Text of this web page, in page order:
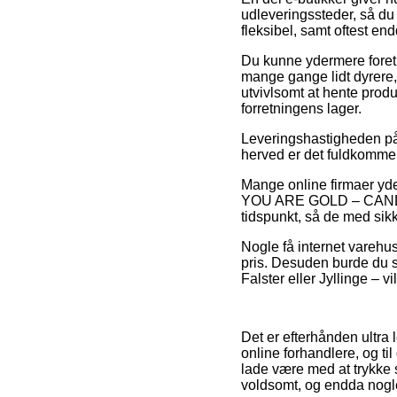
udleveringssteder, så
fleksibel, samt oftest
Du kunne ydermere
mange gange lidt
utvivlsomt at hente
forretningens lager.
Leveringshastigheden
herved er det
Mange online firmaer
YOU ARE GOLD –
tidspunkt, så de med
Nogle få internet
pris. Desuden burde du
Falster eller Jyllinge –
Det er efterhånden
online forhandlere, og
lade være med at
voldsomt, og endda